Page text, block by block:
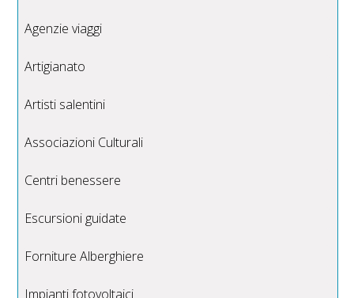
Agenzie viaggi
Artigianato
Artisti salentini
Associazioni Culturali
Centri benessere
Escursioni guidate
Forniture Alberghiere
Impianti fotovoltaici